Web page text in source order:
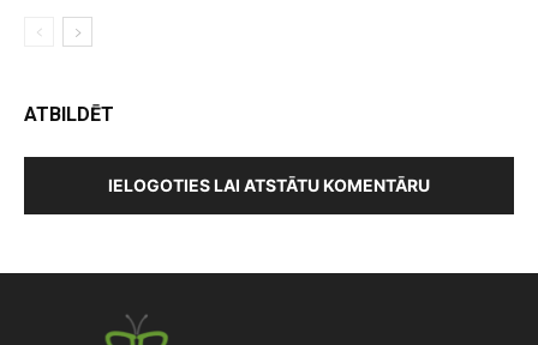
ATBILDĒT
IELOGOTIES LAI ATSTĀTU KOMENTĀRU